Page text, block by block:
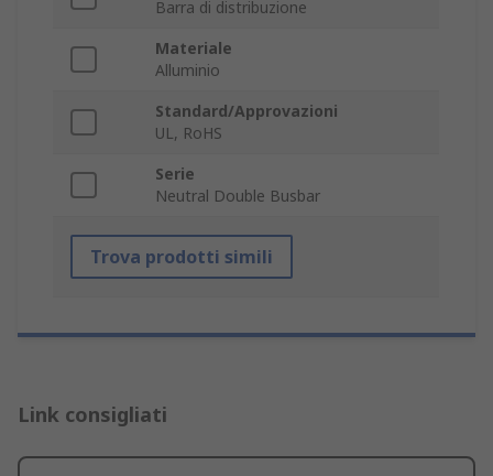
Barra di distribuzione
Materiale
Alluminio
Standard/Approvazioni
UL, RoHS
Serie
Neutral Double Busbar
Trova prodotti simili
Link consigliati